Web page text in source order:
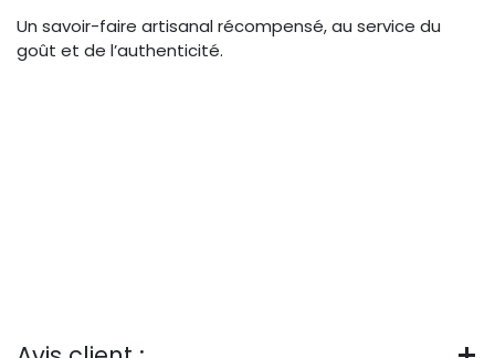
Un savoir-faire artisanal récompensé, au service du
goût et de l’authenticité.